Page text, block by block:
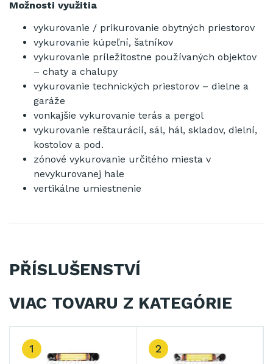
Možnosti využitia
vykurovanie / prikurovanie obytných priestorov
vykurovanie kúpeľní, šatníkov
vykurovanie príležitostne používaných objektov
– chaty a chalupy
vykurovanie technických priestorov – dielne a
garáže
vonkajšie vykurovanie terás a pergol
vykurovanie reštaurácií, sál, hál, skladov, dielní,
kostolov a pod.
zónové vykurovanie určitého miesta v
nevykurovanej hale
vertikálne umiestnenie
PŘÍSLUŠENSTVÍ
VIAC TOVARU Z KATEGÓRIE